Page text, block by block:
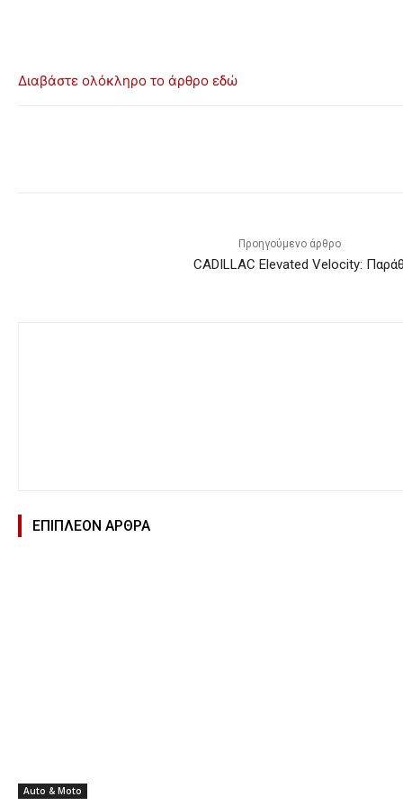
Διαβάστε ολόκληρο το άρθρο εδώ
Προηγούμενο άρθρο
CADILLAC Elevated Velocity:
ΕΠΙΠΛΕΟΝ ΑΡΘΡΑ
Auto & Moto